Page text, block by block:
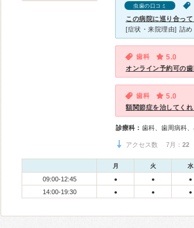
虫歯の口コミ
この病院に巡り合っ
歯科 5.0
オンライン予約可の
歯科 5.0
額関節症を治してくれ
診療科： 歯科、歯周病科
アクセス数 7月： 22
月 火 水
09:00-12:45 ● ● ●
14:00-19:30 ● ● ●